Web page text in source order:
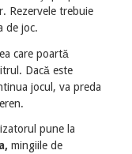
Rezervele trebuie
de joc.
care poartă
Dacă este
jocul, va preda
pune la
mingiile de